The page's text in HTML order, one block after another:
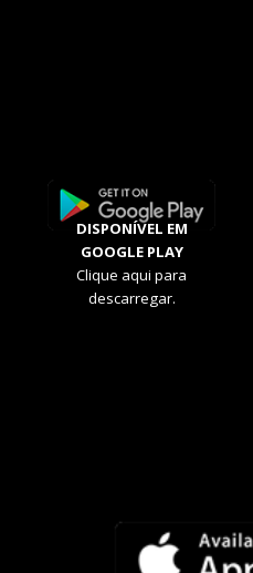
DISPONÍVEL EM
GOOGLE PLAY
Clique aqui para
descarregar.